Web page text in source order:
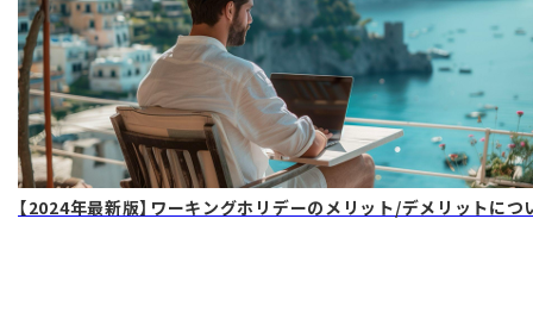
【2024年最新版】ワーキングホリデーのメリット/デメリットに